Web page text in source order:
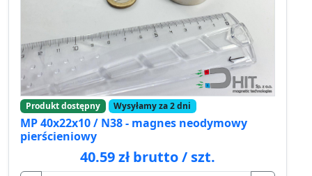
Produkt dostępny Wysyłamy za 2 dni
MP 40x22x10 / N38 - magnes neodymowy
pierścieniowy
40.59 zł brutto / szt.